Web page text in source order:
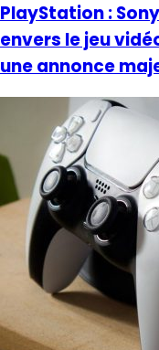
PlayStation :
envers le jeu
une annonce